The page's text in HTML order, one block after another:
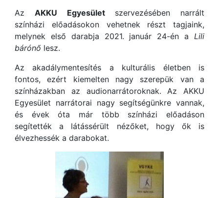
Az AKKU Egyesületszervezésében narrált
színházi előadásokon vehetnek részt tagjaink,
melynek első darabja 2021. január 24-én a Lili
bárónő lesz.
Az akadálymentesítés a kulturális életben is
fontos, ezért kiemelten nagy szerepük van a
színházakban az audionarrátoroknak. Az AKKU
Egyesület narrátorai nagy segítségünkre vannak,
és évek óta már több színházi előadáson
segítették a látássérült nézőket, hogy ők is
élvezhessék a darabokat.